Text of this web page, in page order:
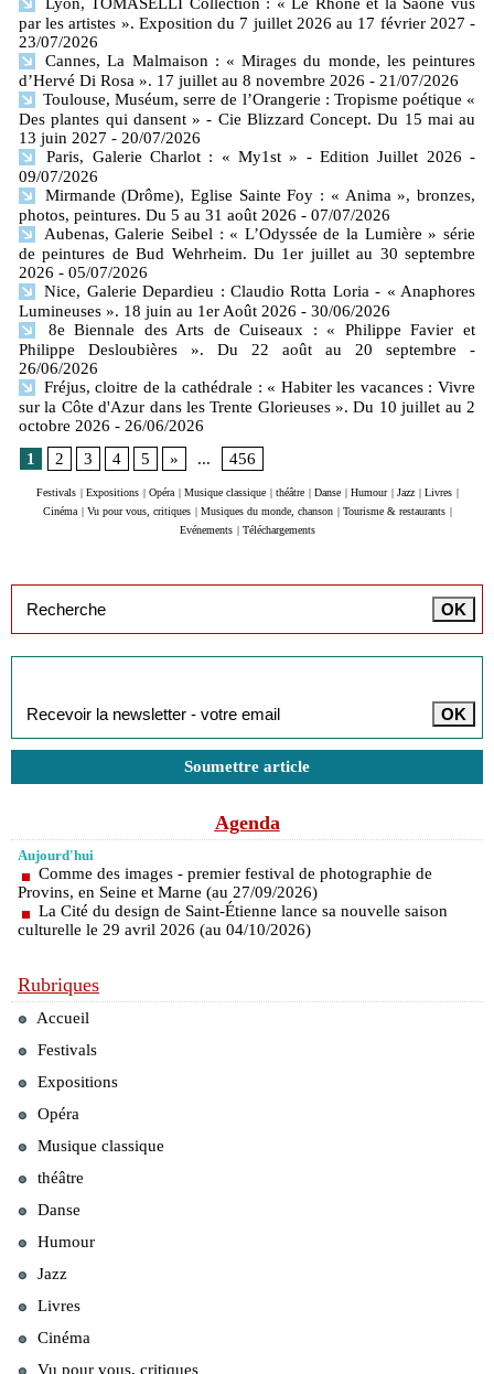
par les artistes ». Exposition du 7 juillet 2026 au 17 février 2027 -
23/07/2026
Cannes, La Malmaison : « Mirages du monde, les peintures
d’Hervé Di Rosa ». 17 juillet au 8 novembre 2026 - 21/07/2026
Toulouse, Muséum, serre de l’Orangerie : Tropisme poétique «
Des plantes qui dansent » - Cie Blizzard Concept. Du 15 mai au
13 juin 2027 - 20/07/2026
Paris, Galerie Charlot : « My1st » - Edition Juillet 2026 -
09/07/2026
Mirmande (Drôme), Eglise Sainte Foy : « Anima », bronzes,
photos, peintures. Du 5 au 31 août 2026 - 07/07/2026
Aubenas, Galerie Seibel : « L’Odyssée de la Lumière » série
de peintures de Bud Wehrheim. Du 1er juillet au 30 septembre
2026 - 05/07/2026
Nice, Galerie Depardieu : Claudio Rotta Loria - « Anaphores
Lumineuses ». 18 juin au 1er Août 2026 - 30/06/2026
8e Biennale des Arts de Cuiseaux : « Philippe Favier et
Philippe Desloubières ». Du 22 août au 20 septembre
-
26/06/2026
Fréjus, cloitre de la cathédrale : « Habiter les vacances : Vivre
sur la Côte d'Azur dans les Trente Glorieuses ». Du 10 juillet au 2
octobre 2026 - 26/06/2026
1
2 3 4 5 » ... 456
Festivals Expositions Opéra Musique classique théâtre Danse Humour Jazz Livres
Cinéma
Vu pour vous, critiques Musiques du monde, chanson Tourisme & restaurants
Evénements
Téléchargements
Soumettre article
Agenda
Aujourd'hui
Comme des images - premier festival de photographie de
Provins, en Seine et Marne (au 27/09/2026)
La Cité du design de Saint-Étienne lance sa nouvelle saison
culturelle le 29 avril 2026 (au 04/10/2026)
Rubriques
Accueil
Festivals
Expositions
Opéra
Musique classique
théâtre
Danse
Humour
Jazz
Livres
Cinéma
Vu pour vous, critiques